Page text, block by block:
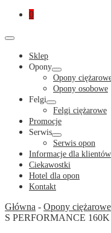
Shopping
0Items
Menu
Toggle
Sklep
Opony
Menu
Toggle
Opony
Opony osobowe
Felgi
Menu
Toggle
Felgi ciężarowe
Promocje
Serwis
Menu
Toggle
Serwis opon
Informacje dla klientów
Ciekawostki
Hotel dla opon
Kontakt
Główna - Opony ciężarowe
S PERFORMANCE 160K